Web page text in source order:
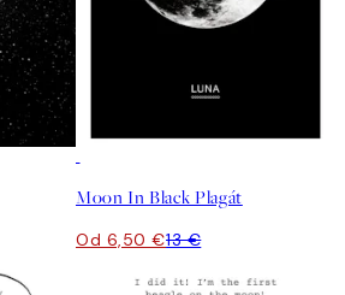
Moon In Black Plagát
Od 6,50 €13 €